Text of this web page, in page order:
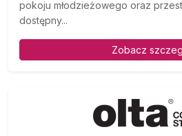
pokoju młodzieżowego oraz
dostępny...
Zobacz